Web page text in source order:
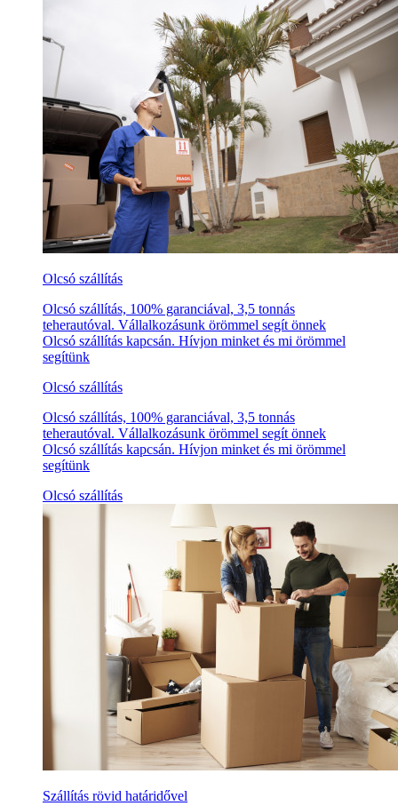
Olcsó szállítás
Olcsó szállítás, 100% garanciával, 3,5 tonnás
teherautóval. Vállalkozásunk örömmel segít önnek
Olcsó szállítás kapcsán. Hívjon minket és mi örömmel
segítünk
Olcsó szállítás
Olcsó szállítás, 100% garanciával, 3,5 tonnás
teherautóval. Vállalkozásunk örömmel segít önnek
Olcsó szállítás kapcsán. Hívjon minket és mi örömmel
segítünk
Olcsó szállítás
Szállítás rövid határidővel